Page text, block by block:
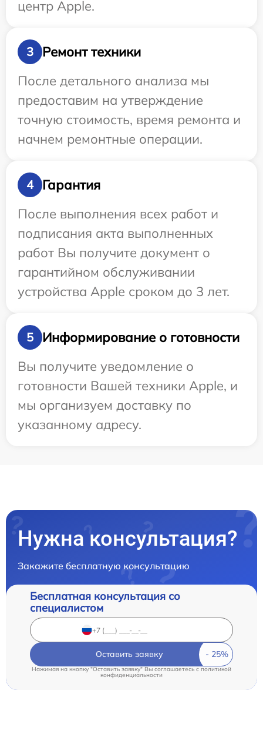
центр Apple.
3
Ремонт техники
После детального анализа мы
предоставим на утверждение
точную стоимость, время ремонта и
начнем ремонтные операции.
4
Гарантия
После выполнения всех работ и
подписания акта выполненных
работ Вы получите документ о
гарантийном обслуживании
устройства Apple сроком до 3 лет.
5
Информирование о готовности
Вы получите уведомление о
готовности Вашей техники Apple, и
мы организуем доставку по
указанному адресу.
Нужна консультация?
Закажите бесплатную консультацию
Бесплатная консультация со
специалистом
Оставить заявку
Нажимая на кнопку "Оставить заявку" Вы соглашаетесь c политикой
конфиденциальности